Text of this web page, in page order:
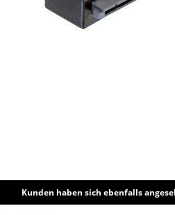
Kunden haben sich ebenfalls